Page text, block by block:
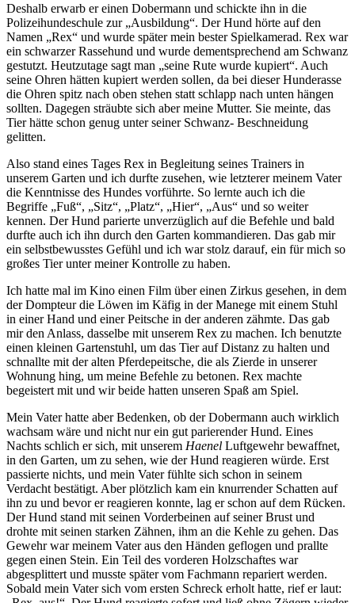
Deshalb erwarb er einen Dobermann und schickte ihn in die
Polizeihundeschule zur
Ausbildung . Der Hund hörte auf den
Namen
Rex
und wurde später mein bester Spielkamerad. Rex war
ein schwarzer Rassehund und wurde dementsprechend am Schwanz
gestutzt. Heutzutage sagt man
seine Rute wurde kupiert . Auch
seine Ohren hätten kupiert werden sollen, da bei dieser Hunderasse
die Ohren spitz nach oben stehen statt schlapp nach unten hängen
sollten. Dagegen sträubte sich aber meine Mutter. Sie meinte, das
Tier hätte schon genug unter seiner Schwanz- Beschneidung
gelitten.
Also stand eines Tages Rex in Begleitung seines Trainers in
unserem Garten und ich durfte zusehen, wie letzterer meinem Vater
die Kenntnisse des Hundes vorführte. So lernte auch ich die
Begriffe
Fuß , Sitz , Platz , Hier , Aus
und so weiter
kennen. Der Hund parierte unverzüglich auf die Befehle und bald
durfte auch ich ihn durch den Garten kommandieren. Das gab mir
ein selbstbewusstes Gefühl und ich war stolz darauf, ein für mich so
großes Tier unter meiner Kontrolle zu haben.
Ich hatte mal im Kino einen Film über einen Zirkus gesehen, in dem
der Dompteur die Löwen im Käfig in der Manege mit einem Stuhl
in einer Hand und einer Peitsche in der anderen zähmte. Das gab
mir den Anlass, dasselbe mit unserem Rex zu machen. Ich benutzte
einen kleinen Gartenstuhl, um das Tier auf Distanz zu halten und
schnallte mit der alten Pferdepeitsche, die als Zierde in unserer
Wohnung hing, um meine Befehle zu betonen. Rex machte
begeistert mit und wir beide hatten unseren Spaß am Spiel.
Mein Vater hatte aber Bedenken, ob der Dobermann auch wirklich
wachsam wäre und nicht nur ein gut parierender Hund. Eines
Nachts schlich er sich, mit unserem Haenel Luftgewehr bewaffnet,
in den Garten, um zu sehen, wie der Hund reagieren würde. Erst
passierte nichts, und mein Vater fühlte sich schon in seinem
Verdacht bestätigt. Aber plötzlich kam ein knurrender Schatten auf
ihn zu und bevor er reagieren konnte, lag er schon auf dem Rücken.
Der Hund stand mit seinen Vorderbeinen auf seiner Brust und
drohte mit seinen starken Zähnen, ihm an die Kehle zu gehen. Das
Gewehr war meinem Vater aus den Händen geflogen und prallte
gegen einen Stein. Ein Teil des vorderen Holzschaftes war
abgesplittert und musste später vom Fachmann repariert werden.
Sobald mein Vater sich vom ersten Schreck erholt hatte, rief er laut: